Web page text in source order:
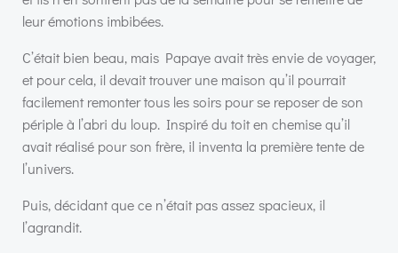
leur émotions imbibées.
C’était bien beau, mais Papaye avait très envie de voyager,
et pour cela, il devait trouver une maison qu’il pourrait
facilement remonter tous les soirs pour se reposer de son
périple à l’abri du loup. Inspiré du toit en chemise qu’il
avait réalisé pour son frère, il inventa la première tente de
l’univers.
Puis, décidant que ce n’était pas assez spacieux, il
l’agrandit.